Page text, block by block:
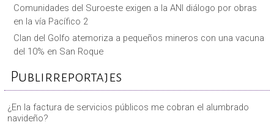
Comunidades del Suroeste exigen a la ANI diálogo por obras
en la vía Pacífico 2
Clan del Golfo atemoriza a pequeños mineros con una vacuna
del 10% en San Roque
Publirreportajes
¿En la factura de servicios públicos me cobran el alumbrado
navideño?